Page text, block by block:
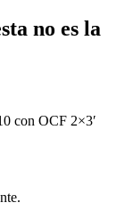
no es la
con OCF 2×3′